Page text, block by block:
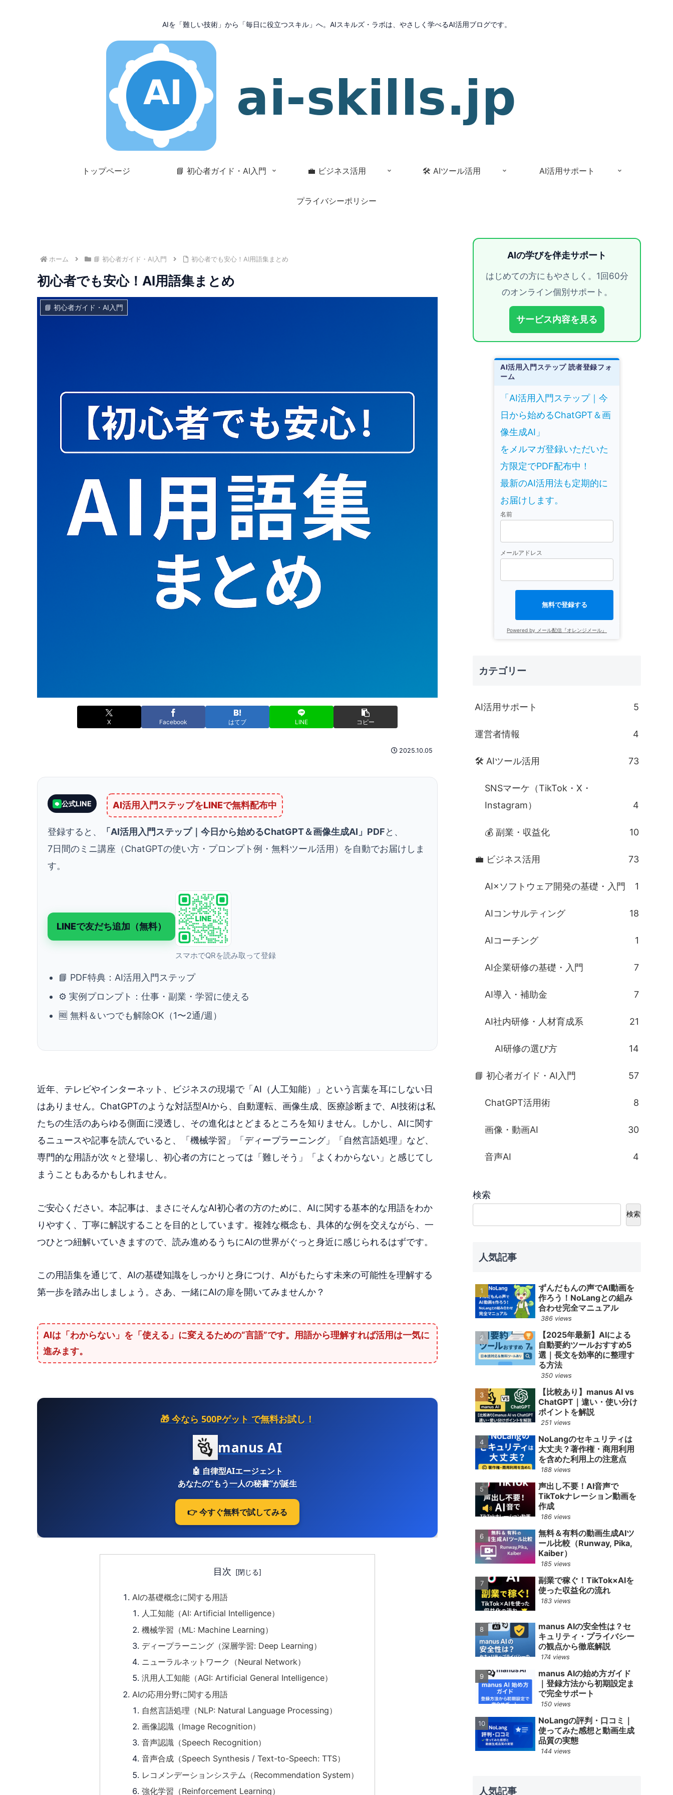
AIを「難しい技術」から「毎日に役立つスキル」へ。AIスキルズ・ラボは、やさしく学べるAI活用ブログです。
トップページ 📘 初心者ガイド・AI入門 💼 ビジネス活用 🛠 AIツール活用 AI活用サポート
プライバシーポリシー
ホーム 📘 初心者ガイド・AI入門 初心者でも安心！AI用語集まとめ
初心者でも安心！AI用語集まとめ
📘 初心者ガイド・AI入門
X Facebook はてブ LINE コピー
2025.10.05
公式LINE AI活用入門ステップをLINEで無料配布中
登録すると、 「AI活用入門ステップ｜今日から始めるChatGPT＆画像生成AI」PDFと、
7日間のミニ講座（ChatGPTの使い方・プロンプト例・無料ツール活用）を自動でお届けしま
す。
LINEで友だち追加（無料）
スマホでQRを読み取って登録
📘 PDF特典：AI活用入門ステップ
⚙️ 実例プロンプト：仕事・副業・学習に使える
🆓 無料＆いつでも解除OK（1〜2通/週）
近年、テレビやインターネット、ビジネスの現場で「AI（人工知能）」という言葉を耳にしない日
はありません。ChatGPTのような対話型AIから、自動運転、画像生成、医療診断まで、AI技術は私
たちの生活のあらゆる側面に浸透し、その進化はとどまるところを知りません。しかし、AIに関す
るニュースや記事を読んでいると、「機械学習」「ディープラーニング」「自然言語処理」など、
専門的な用語が次々と登場し、初心者の方にとっては「難しそう」「よくわからない」と感じてし
まうこともあるかもしれません。
ご安心ください。本記事は、まさにそんなAI初心者の方のために、AIに関する基本的な用語をわか
りやすく、丁寧に解説することを目的としています。複雑な概念も、具体的な例を交えながら、一
つひとつ紐解いていきますので、読み進めるうちにAIの世界がぐっと身近に感じられるはずです。
この用語集を通じて、AIの基礎知識をしっかりと身につけ、AIがもたらす未来の可能性を理解する
第一歩を踏み出しましょう。さあ、一緒にAIの扉を開いてみませんか？
AIは「わからない」を「使える」に変えるための“言語”です。用語から理解すれば活用は一気に
進みます。
🎁 今なら 500Pゲット で無料お試し！
manus AI
🤖 自律型AIエージェント
あなたの“もう一人の秘書”が誕生
👉 今すぐ無料で試してみる
目次
AIの基礎概念に関する用語
人工知能（AI: Artificial Intelligence）
機械学習（ML: Machine Learning）
ディープラーニング（深層学習: Deep Learning）
ニューラルネットワーク（Neural Network）
汎用人工知能（AGI: Artificial General Intelligence）
AIの応用分野に関する用語
自然言語処理（NLP: Natural Language Processing）
画像認識（Image Recognition）
音声認識（Speech Recognition）
音声合成（Speech Synthesis / Text-to-Speech: TTS）
レコメンデーションシステム（Recommendation System）
強化学習（Reinforcement Learning）
AIの学びを伴走サポート
はじめての方にもやさしく。1回60分
のオンライン個別サポート。
サービス内容を見る
AI活用入門ステップ 読者登録フォ
ーム
「AI活用入門ステップ｜今
日から始めるChatGPT＆画
像生成AI」
をメルマガ登録いただいた
方限定でPDF配布中！
最新のAI活用法も定期的に
お届けします。
名前
メールアドレス
無料で登録する
Powered by メール配信『オレンジメール』
カテゴリー
AI活用サポート 5
運営者情報 4
🛠 AIツール活用 73
SNSマーケ（TikTok・X・
Instagram）
4
💰 副業・収益化 10
💼 ビジネス活用 73
AI×ソフトウェア開発の基礎・入門 1
AIコンサルティング 18
AIコーチング 1
AI企業研修の基礎・入門 7
AI導入・補助金 7
AI社内研修・人材育成系 21
AI研修の選び方 14
📘 初心者ガイド・AI入門 57
ChatGPT活用術 8
画像・動画AI 30
音声AI 4
検索
検索
人気記事
ずんだもんの声でAI動画を
作ろう！NoLangとの組み
合わせ完全マニュアル
386 views
【2025年最新】AIによる
自動要約ツールおすすめ5
選｜長文を効率的に整理す
る方法
350 views
【比較あり】manus AI vs
ChatGPT｜違い・使い分け
ポイントを解説
251 views
NoLangのセキュリティは
大丈夫？著作権・商用利用
を含めた利用上の注意点
188 views
声出し不要！AI音声で
TikTokナレーション動画を
作成
186 views
無料＆有料の動画生成AIツ
ール比較（Runway, Pika,
Kaiber）
185 views
副業で稼ぐ！TikTok×AIを
使った収益化の流れ
183 views
manus AIの安全性は？セ
キュリティ・プライバシー
の観点から徹底解説
174 views
manus AIの始め方ガイド
｜登録方法から初期設定ま
で完全サポート
150 views
NoLangの評判・口コミ｜
使ってみた感想と動画生成
品質の実態
144 views
人気記事